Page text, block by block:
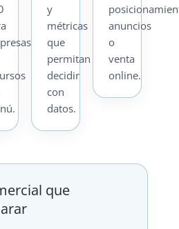
y
métricas
que
permitan
decidir
con
datos.
anuncios
o
venta
online.
que